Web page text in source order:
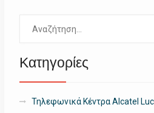
για:
Κατηγορίες
Τηλεφωνικά Κέντρα Alcatel